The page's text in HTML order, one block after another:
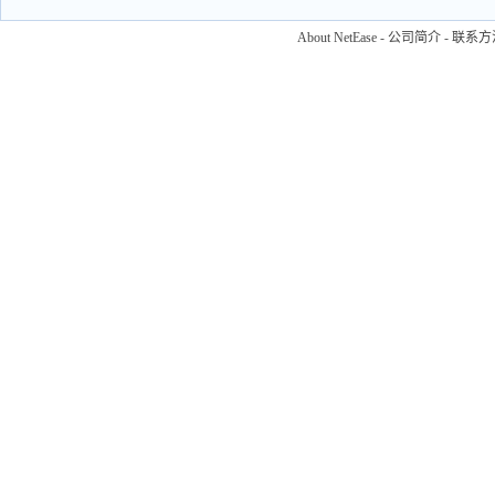
About NetEase - 公司简介 - 联系方